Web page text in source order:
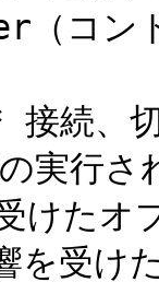
コン
、切
実行さ
たオ
受けた